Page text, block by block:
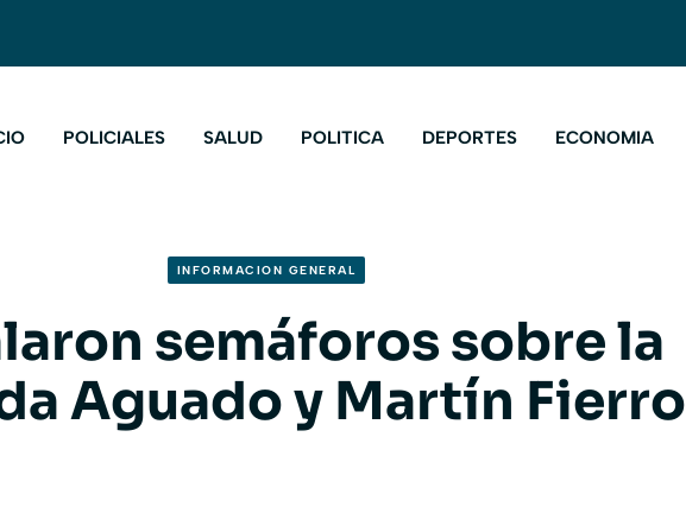
POLICIALES SALUD POLITICA DEPORTES ECONOMIA
INFORMACION GENERAL
semáforos sobre la
Aguado y Martín Fierro